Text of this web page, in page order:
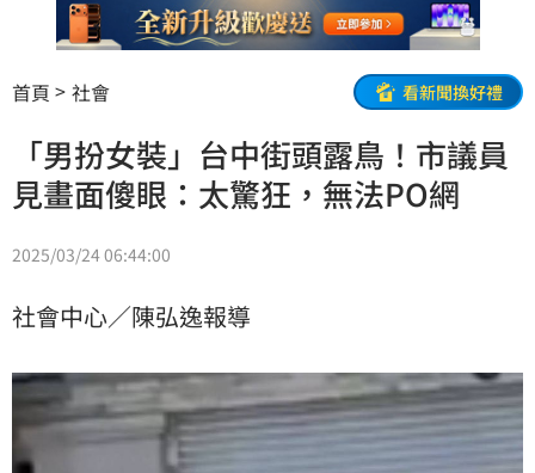
首頁 社會 看新聞換好禮
「男扮女裝」台中街頭露鳥！市議員
見畫面傻眼：太驚狂，無法PO網
2025/03/24 06:44:00
社會中心／陳弘逸報導